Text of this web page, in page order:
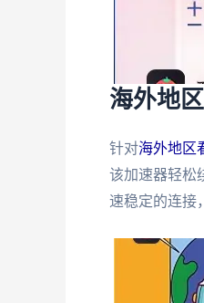
海外地
针对海外地区
该加速器轻松
速稳定的连接